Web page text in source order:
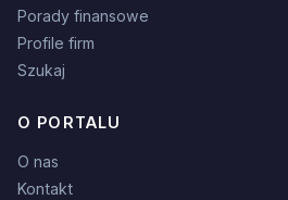
Porady finansowe
Profile firm
Szukaj
O PORTALU
O nas
Kontakt